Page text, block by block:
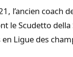
l’ancien coach
le Scudetto
Ligue des